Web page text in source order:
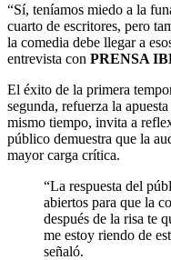
“Sí, teníamos miedo a la
cuarto de escritores, pero
la comedia debe llegar a
entrevista con PRENSA
El éxito de la primera
segunda, refuerza la
mismo tiempo, invita a
público demuestra que la
mayor carga crítica.
“La respuesta del
abiertos para que la
después de la risa te
me estoy riendo de
señaló.